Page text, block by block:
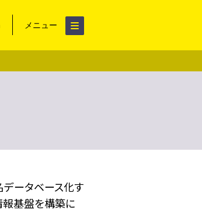
メニュー
ータベース化す
基盤を構築に